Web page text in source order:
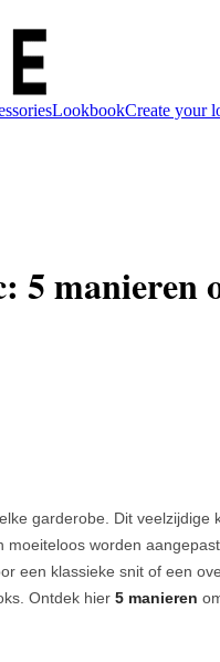
LookbookCreate your
5 manieren
garderobe. Dit veelzijdige
moeiteloos worden
een klassieke snit of een
Ontdek hier 5 manieren